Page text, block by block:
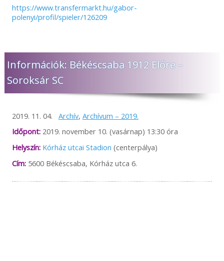
https://www.transfermarkt.hu/gabor-
polenyi/profil/spieler/126209
Információk: Békéscsaba 1912 Előre –
Soroksár SC
2019. 11. 04. Archív, Archívum – 2019.
Időpont:2019. november 10. (vasárnap) 13:30 óra
Helyszín: Kórház utcai Stadion (centerpálya)
Cím:5600 Békéscsaba, Kórház utca 6.